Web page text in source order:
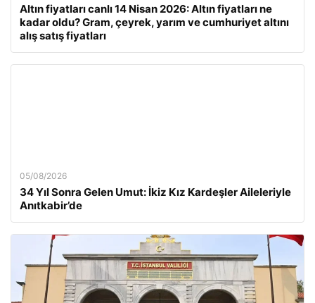
Altın fiyatları canlı 14 Nisan 2026: Altın fiyatları ne
kadar oldu? Gram, çeyrek, yarım ve cumhuriyet altını
alış satış fiyatları
05/08/2026
34 Yıl Sonra Gelen Umut: İkiz Kız Kardeşler Aileleriyle
Anıtkabir’de